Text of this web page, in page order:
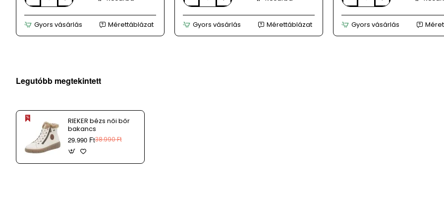
fekete
női
bőrGyors vásárlás Mérettáblázat
kék
női
bőrGyors vásárlás Mérettáblázat
női
katona-
zöldGyors vásárlás
Legutóbb megtekintett
RIEKER bézs női bőr
bakancs
29.990 Ft38.990 Ft